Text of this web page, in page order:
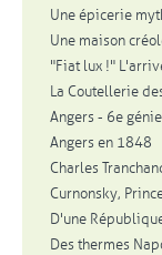
Une épicerie
Une maison
"Fiat lux !"
La Coutellerie
Angers - 6e
Angers en 1848
Charles
Curnonsky,
D'une
Des thermes